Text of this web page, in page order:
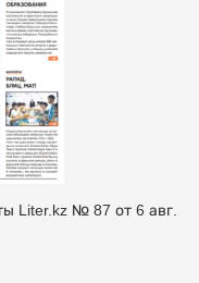
Liter.kz № 87 от 6 авг.